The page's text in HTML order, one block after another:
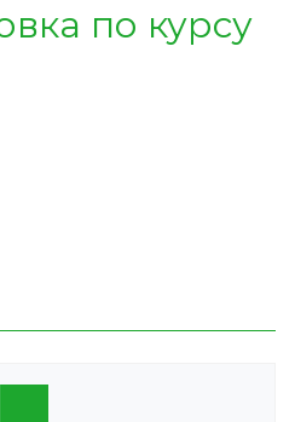
по курсу